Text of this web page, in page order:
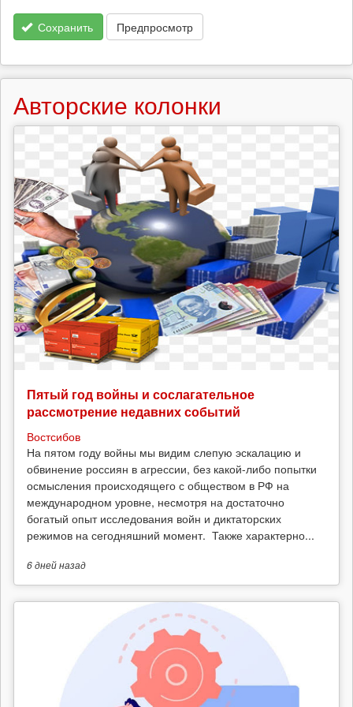
Сохранить Предпросмотр
Авторские колонки
Пятый год войны и сослагательное
рассмотрение недавних событий
Востсибов
На пятом году войны мы видим слепую эскалацию и
обвинение россиян в агрессии, без какой-либо попытки
осмысления происходящего с обществом в РФ на
международном уровне, несмотря на достаточно
богатый опыт исследования войн и диктаторских
режимов на сегодняшний момент. Также характерно...
6 днейназад